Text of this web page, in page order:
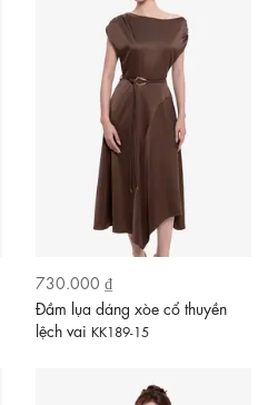
730.000 ₫
Đầm lụa dáng xòe cổ thuyền
lệch vai KK189-15